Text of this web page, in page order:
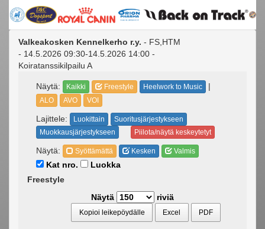
Valkeakosken Kennelkerho r.y. - FS,HTM
- 14.5.2026 09:30-14.5.2026 14:00 -
Koiratanssikilpailu A
Näytä: Kaikki Freestyle Heelwork to Music |
ALO AVO VOI
Lajittele: Luokittain
Suoritusjärjestykseen
Muokkausjärjestykseen
Piilota/näytä keskeytetyt
Näytä: Syöttämättä Kesken Valmis
Kat nro.
Luokka
Freestyle
Näytä
riviä
Kopioi leikepöydälle Excel PDF